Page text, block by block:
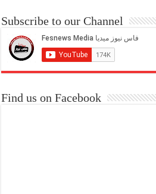
Subscribe to our Channel
Find us on Facebook